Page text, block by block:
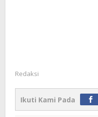
Redaksi
Ikuti Kami Pada